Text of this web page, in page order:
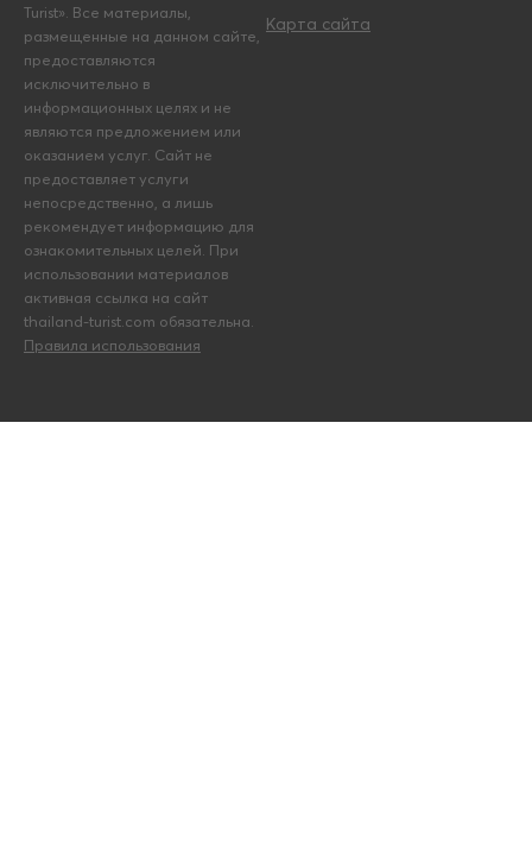
Turist». Все материалы,
размещенные на данном сайте,
предоставляются
исключительно в
информационных целях и не
являются предложением или
оказанием услуг. Сайт не
предоставляет услуги
непосредственно, а лишь
рекомендует информацию для
ознакомительных целей. При
использовании материалов
активная ссылка на сайт
thailand-turist.com обязательна.
Правила использования
Карта сайта